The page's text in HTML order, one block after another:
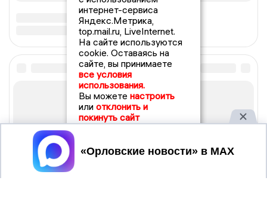
интернет-сервиса
Яндекс.Метрика,
top.mail.ru, LiveInternet.
На сайте используются
cookie. Оставаясь на
сайте, вы принимаете
все условия
использования.
Вы можете настроить
или отклонить и
покинуть сайт
Принять